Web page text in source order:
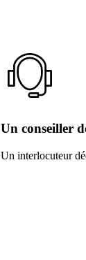
Un conseiller
Un interlocuteur